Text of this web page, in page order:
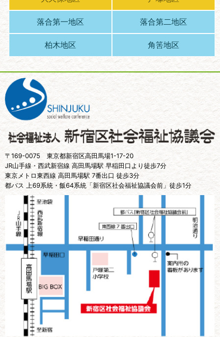
落合第一地区 落合第二地区
柏木地区 角筈地区
〒169-0075 東京都新宿区高田馬場1-17-20
JR山手線・西武新宿線 高田馬場駅 早稲田口より徒歩7分
東京メトロ東西線 高田馬場駅 7番出口 徒歩3分
都バス 上69系統・飯64系統「新宿区社会福祉協議会前」徒歩1分